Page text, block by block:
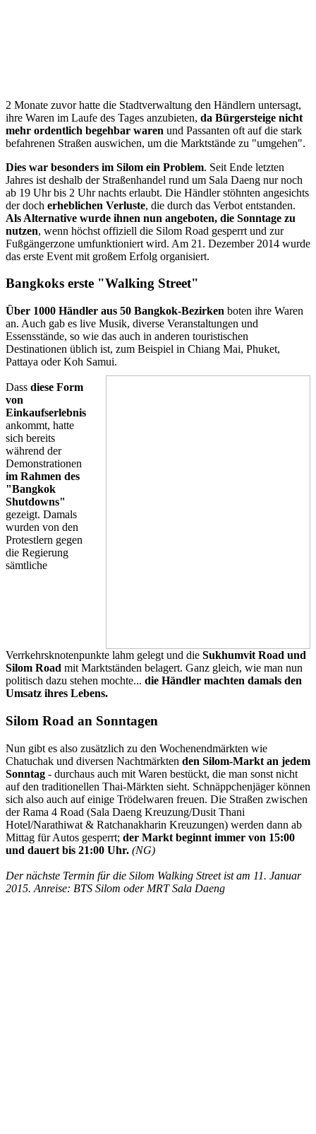
2 Monate zuvor hatte die Stadtverwaltung den Händlern untersagt,
ihre Waren im Laufe des Tages anzubieten, da Bürgersteige nicht
mehr ordentlich begehbar waren und Passanten oft auf die stark
befahrenen Straßen auswichen, um die Marktstände zu "umgehen".
Dies war besonders im Silom ein Problem. Seit Ende letzten
Jahres ist deshalb der Straßenhandel rund um Sala Daeng nur noch
ab 19 Uhr bis 2 Uhr nachts erlaubt. Die Händler stöhnten angesichts
der doch erheblichen Verluste, die durch das Verbot entstanden.
Als Alternative wurde ihnen nun angeboten, die Sonntage zu
nutzen, wenn höchst offiziell die Silom Road gesperrt und zur
Fußgängerzone umfunktioniert wird. Am 21. Dezember 2014 wurde
das erste Event mit großem Erfolg organisiert.
Bangkoks erste "Walking Street"
Über 1000 Händler aus 50 Bangkok-Bezirken boten ihre Waren
an. Auch gab es live Musik, diverse Veranstaltungen und
Essensstände, so wie das auch in anderen touristischen
Destinationen üblich ist, zum Beispiel in Chiang Mai, Phuket,
Pattaya oder Koh Samui.
Dass diese Form
von
Einkaufserlebnis
ankommt, hatte
sich bereits
während der
Demonstrationen
im Rahmen des
"Bangkok
Shutdowns"
gezeigt. Damals
wurden von den
Protestlern gegen
die Regierung
sämtliche
Verrkehrsknotenpunkte lahm gelegt und die Sukhumvit Road und
Silom Road mit Marktständen belagert. Ganz gleich, wie man nun
politisch dazu stehen mochte... die Händler machten damals den
Umsatz ihres Lebens.
Silom Road an Sonntagen
Nun gibt es also zusätzlich zu den Wochenendmärkten wie
Chatuchak und diversen Nachtmärkten den Silom-Markt an jedem
Sonntag - durchaus auch mit Waren bestückt, die man sonst nicht
auf den traditionellen Thai-Märkten sieht. Schnäppchenjäger können
sich also auch auf einige Trödelwaren freuen. Die Straßen zwischen
der Rama 4 Road (Sala Daeng Kreuzung/Dusit Thani
Hotel/Narathiwat & Ratchanakharin Kreuzungen) werden dann ab
Mittag für Autos gesperrt; der Markt beginnt immer von 15:00
und dauert bis 21:00 Uhr. (NG)
Der nächste Termin für die Silom Walking Street ist am 11. Januar
2015. Anreise: BTS Silom oder MRT Sala Daeng